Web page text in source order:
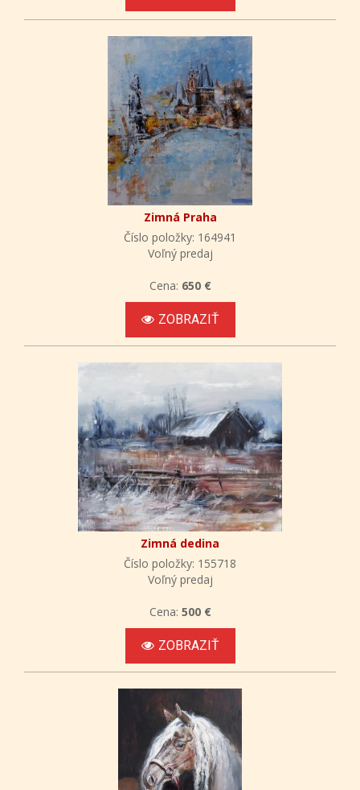
Zimná Praha
Číslo položky: 164941
Voľný predaj
Cena: 650 €
ZOBRAZIŤ
Zimná dedina
Číslo položky: 155718
Voľný predaj
Cena: 500 €
ZOBRAZIŤ